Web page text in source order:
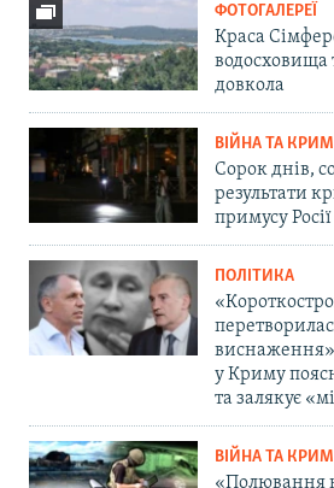
ФОТОГАЛЕРЕЇ
Краса
водосховища
довкола
ВІЙНА ТА КРИМ
Сорок днів,
результати
примусу
ПОЛІТИКА
у Криму
та залякує
ВІЙНА ТА КРИМ
«Полювання